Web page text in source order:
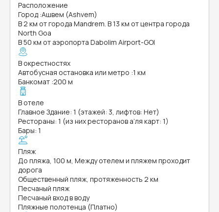
Расположение
Город :Ашвем (Ashvem)
В 2 км от города Mandrem. В 13 км от центра города
North Goa
В 50 км от аэропорта Dabolim Airport-GOI
В окрестностях
Автобусная остановка или метро :1 км
Банкомат :200 м
В отеле
Главное Здание: 1 (этажей: 3, лифтов: Нет)
Рестораны: 1 (из них ресторанов а’ля карт: 1)
Бары: 1
Пляж
До пляжа, 100 м, Между отелем и пляжем проходит
дорога
Общественный пляж, протяженность 2 км
Песчаный пляж
Песчаный вход в воду
Пляжные полотенца (Платно)